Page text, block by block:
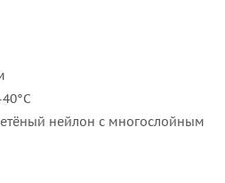
нейлон с многослойным